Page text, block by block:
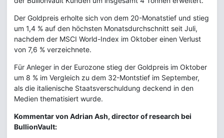
Der Goldpreis erholte sich von dem 20-Monatstief und stieg
um 1,4 % auf den höchsten Monatsdurchschnitt seit Juli,
nachdem der MSCI World-Index im Oktober einen Verlust
von 7,6 % verzeichnete.
Für Anleger in der Eurozone stieg der Goldpreis im Oktober
um 8 % im Vergleich zu dem 32-Montstief im September,
als die italienische Staatsverschuldung deckend in den
Medien thematisiert wurde.
Kommentar von Adrian Ash, director of research bei
BullionVault: